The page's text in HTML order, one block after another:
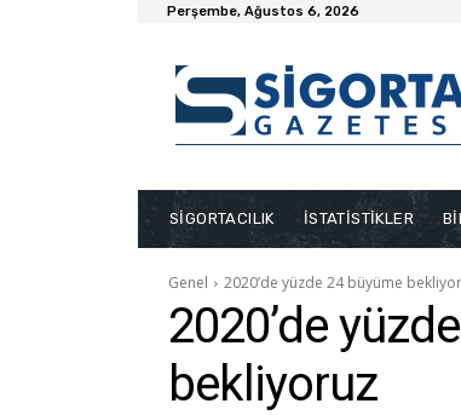
Perşembe, Ağustos 6, 2026
SİGORTACILIK İSTATİSTİKLER
Genel 2020’de yüzde 24 büyüme
2020’de
bekliyoruz